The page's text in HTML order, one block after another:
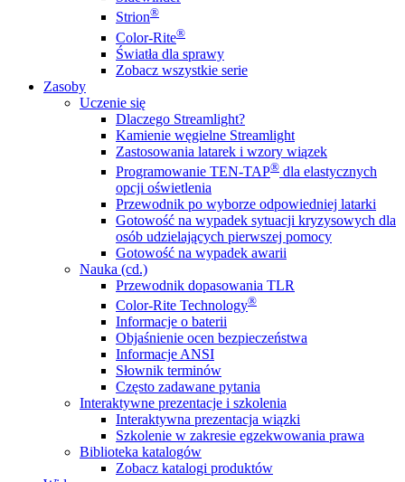
Strion®
Color-Rite®
Światła dla sprawy
Zobacz wszystkie serie
Zasoby
Uczenie się
Dlaczego Streamlight?
Kamienie węgielne Streamlight
Zastosowania latarek i wzory wiązek
Programowanie TEN-TAP® dla elastycznych
opcji oświetlenia
Przewodnik po wyborze odpowiedniej latarki
Gotowość na wypadek sytuacji kryzysowych dla
osób udzielających pierwszej pomocy
Gotowość na wypadek awarii
Nauka (cd.)
Przewodnik dopasowania TLR
Color-Rite Technology®
Informacje o baterii
Objaśnienie ocen bezpieczeństwa
Informacje ANSI
Słownik terminów
Często zadawane pytania
Interaktywne prezentacje i szkolenia
Interaktywna prezentacja wiązki
Szkolenie w zakresie egzekwowania prawa
Biblioteka katalogów
Zobacz katalogi produktów